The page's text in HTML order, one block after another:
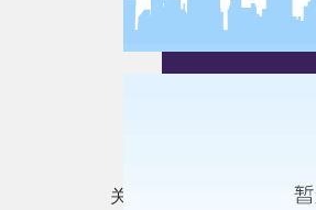
关于进一步加强重金属污